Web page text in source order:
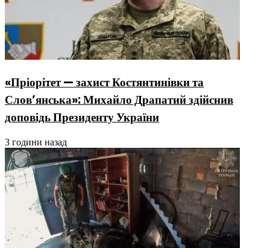
«Пріорітет — захист Костянтинівки та
Слов’янська»: Михайло Драпатий здійснив
доповідь Президенту України
3 години назад